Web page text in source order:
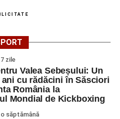
zile
Valea Sebeșului: Un
cu rădăcini în Săsciori
România la
Mondial de Kickboxing
săptămână